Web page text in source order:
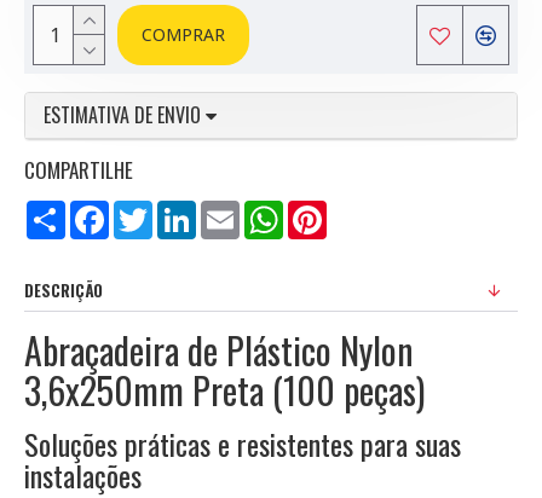
COMPRAR
ESTIMATIVA DE ENVIO
COMPARTILHE
Compartilhar
FacebookTwitterLinkedInEmail WhatsApp
DESCRIÇÃO
Abraçadeira de Plástico Nylon
3,6x250mm Preta (100 peças)
Soluções práticas e resistentes para suas
instalações